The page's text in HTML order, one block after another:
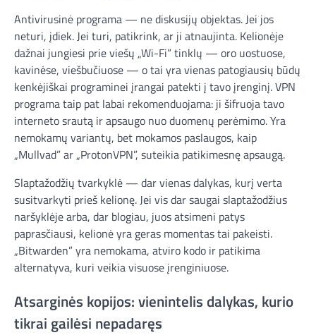
Antivirusinė programa — ne diskusijų objektas. Jei jos
neturi, įdiek. Jei turi, patikrink, ar ji atnaujinta. Kelionėje
dažnai jungiesi prie viešų „Wi-Fi” tinklų — oro uostuose,
kavinėse, viešbučiuose — o tai yra vienas patogiausių būdų
kenkėjiškai programinei įrangai patekti į tavo įrenginį. VPN
programa taip pat labai rekomenduojama: ji šifruoja tavo
interneto srautą ir apsaugo nuo duomenų perėmimo. Yra
nemokamų variantų, bet mokamos paslaugos, kaip
„Mullvad” ar „ProtonVPN”, suteikia patikimesnę apsaugą.
Slaptažodžių tvarkyklė — dar vienas dalykas, kurį verta
susitvarkyti prieš kelionę. Jei vis dar saugai slaptažodžius
naršyklėje arba, dar blogiau, juos atsimeni patys
paprasčiausi, kelionė yra geras momentas tai pakeisti.
„Bitwarden” yra nemokama, atviro kodo ir patikima
alternatyva, kuri veikia visuose įrenginiuose.
Atsarginės kopijos: vienintelis dalykas, kurio
tikrai gailėsi nepadaręs